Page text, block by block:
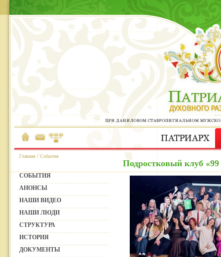
Главная /События
Подростковый клуб
СОБЫТИЯ
АНОНСЫ
НАШИ ВИДЕО
НАШИ ЛЮДИ
СТРУКТУРА
ИСТОРИЯ
ДОКУМЕНТЫ